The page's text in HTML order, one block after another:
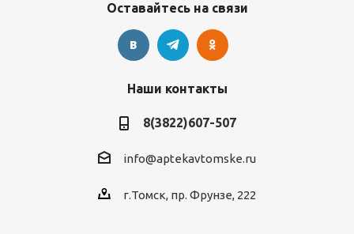
Оставайтесь на связи
Наши контакты
8(3822)607-507
info@aptekavtomske.ru
г.Томск, пр. Фрунзе, 222